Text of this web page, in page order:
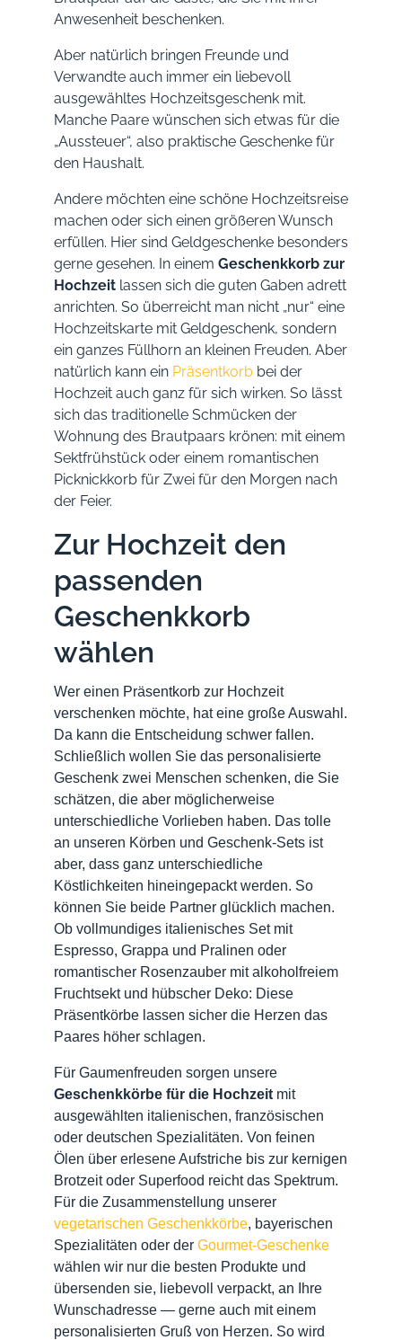
toscana Glas,180 g (Toskanische
herzhafte Crostinis) Parmiggiano reggiano,
Stück 200 g CremonoEspresso Café 250 g
gemahlen Cantuccini mandorle
(Mandelkekse)Parmesan-Cracker
(Salzgebäck mit Käse)verpackt in eine
hübsche italienische Gourmetbox mit
Deckel Ihr Sentimento Bella Italia im
ÜberblickDer Sentimento Bella Italia enthält
Liebhabers höher schlagen lässt: Mit
Prosecco über Kaffee, Kekse und die
original italienischen Hartweizennudeln
sowie Salami und Antipasti schenken Sie
Anwesenheit beschenken.
Aber natürlich bringen Freunde und
Verwandte auch immer ein liebevoll
ausgewähltes Hochzeitsgeschenk mit.
Manche Paare wünschen sich etwas für die
„Aussteuer“, also praktische Geschenke für
den Haushalt.
Andere möchten eine schöne Hochzeitsreise
machen oder sich einen größeren Wunsch
erfüllen. Hier sind Geldgeschenke besonders
gerne gesehen. In einem Geschenkkorb zur
Hochzeit lassen sich die guten Gaben adrett
anrichten. So überreicht man nicht „nur“ eine
Hochzeitskarte mit Geldgeschenk, sondern
ein ganzes Füllhorn an kleinen Freuden. Aber
natürlich kann ein Präsentkorb bei der
Hochzeit auch ganz für sich wirken. So lässt
sich das traditionelle Schmücken der
Wohnung des Brautpaars krönen: mit einem
Sektfrühstück oder einem romantischen
Picknickkorb für Zwei für den Morgen nach
der Feier.
Zur Hochzeit den
passenden
Geschenkkorb
wählen
Wer einen Präsentkorb zur Hochzeit
verschenken möchte, hat eine große Auswahl.
Da kann die Entscheidung schwer fallen.
Schließlich wollen Sie das personalisierte
Geschenk zwei Menschen schenken, die Sie
schätzen, die aber möglicherweise
unterschiedliche Vorlieben haben. Das tolle
an unseren Körben und Geschenk-Sets ist
aber, dass ganz unterschiedliche
Köstlichkeiten hineingepackt werden. So
können Sie beide Partner glücklich machen.
Ob vollmundiges italienisches Set mit
Espresso, Grappa und Pralinen oder
romantischer Rosenzauber mit alkoholfreiem
Fruchtsekt und hübscher Deko: Diese
Präsentkörbe lassen sicher die Herzen das
Paares höher schlagen.
Für Gaumenfreuden sorgen unsere
Geschenkkörbe für die Hochzeit mit
ausgewählten italienischen, französischen
oder deutschen Spezialitäten. Von feinen
Ölen über erlesene Aufstriche bis zur kernigen
Brotzeit oder Superfood reicht das Spektrum.
Für die Zusammenstellung unserer
vegetarischen Geschenkkörbe, bayerischen
Spezialitäten oder der Gourmet-Geschenke
wählen wir nur die besten Produkte und
übersenden sie, liebevoll verpackt, an Ihre
Wunschadresse — gerne auch mit einem
personalisierten Gruß von Herzen. So wird